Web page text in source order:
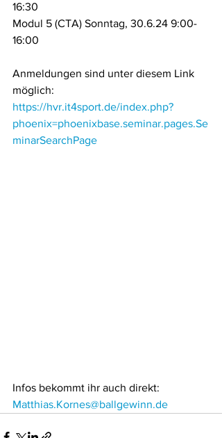
16:30
Modul 5 (CTA) Sonntag, 30.6.24 9:00-
16:00
Anmeldungen sind unter diesem Link
möglich:
https://hvr.it4sport.de/index.php?
phoenix=phoenixbase.seminar.pages.Se
minarSearchPage
Infos bekommt ihr auch direkt:
Matthias.Kornes@ballgewinn.de